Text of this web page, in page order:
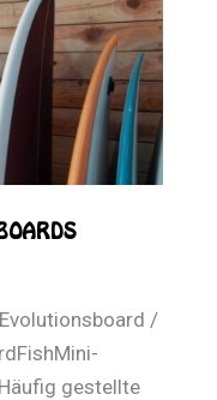
/
gestellte